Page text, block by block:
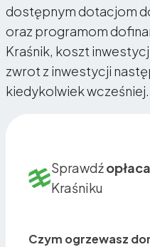
dostępnym dotacjom
oraz programom
Kraśnik, koszt
zwrot z inwestycji
kiedykolwiek wcześniej.
Sprawdź
Kraśniku
Czym ogrzewasz